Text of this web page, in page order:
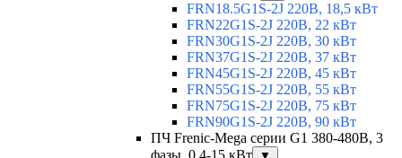
FRN18.5G1S-2J 220В, 18,5 кВт
FRN22G1S-2J 220В, 22 кВт
FRN30G1S-2J 220В, 30 кВт
FRN37G1S-2J 220В, 37 кВт
FRN45G1S-2J 220В, 45 кВт
FRN55G1S-2J 220В, 55 кВт
FRN75G1S-2J 220В, 75 кВт
FRN90G1S-2J 220В, 90 кВт
ПЧ Frenic-Mega серии G1 380-480В, 3